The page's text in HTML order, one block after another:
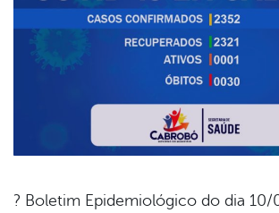
? Boletim Epidemiológico do dia 10/